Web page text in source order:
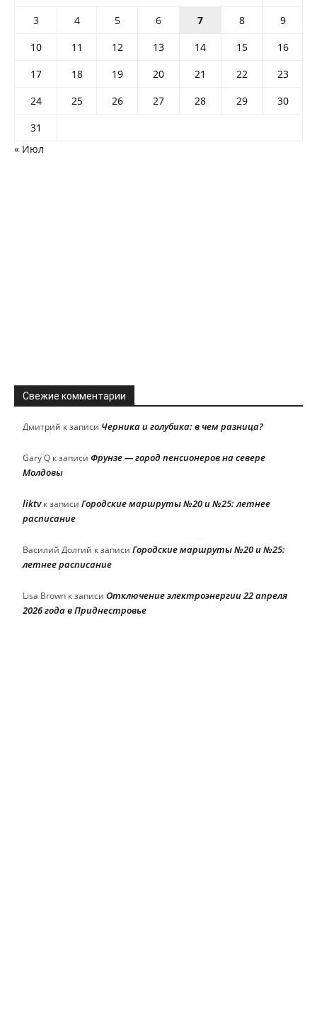
3
4 5 6 7 8
9
10
11 12 13 14 15
16
17
18 19 20 21 22
23
24
25 26 27 28 29
30
31
« Июл
Свежие комментарии
Дмитрий к записи Черника и голубика: в чем разница?
Gary Q к записи Фрунзе — город пенсионеров на севере
Молдовы
liktvк записи Городские маршруты №20 и №25: летнее
расписание
Василий Долгий к записи Городские маршруты №20 и №25:
летнее расписание
Lisa Brown к записи Отключение электроэнергии 22 апреля
2026 года в Приднестровье